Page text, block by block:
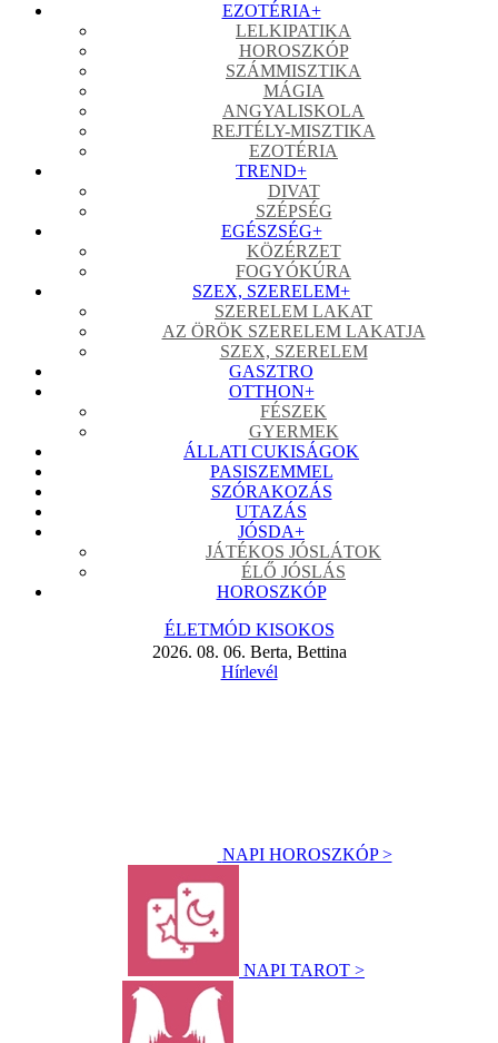
EZOTÉRIA+
LELKIPATIKA
HOROSZKÓP
SZÁMMISZTIKA
MÁGIA
ANGYALISKOLA
REJTÉLY-MISZTIKA
EZOTÉRIA
TREND+
DIVAT
SZÉPSÉG
EGÉSZSÉG+
KÖZÉRZET
FOGYÓKÚRA
SZEX, SZERELEM+
SZERELEM LAKAT
AZ ÖRÖK SZERELEM LAKATJA
SZEX, SZERELEM
GASZTRO
OTTHON+
FÉSZEK
GYERMEK
ÁLLATI CUKISÁGOK
PASISZEMMEL
SZÓRAKOZÁS
UTAZÁS
JÓSDA+
JÁTÉKOS JÓSLÁTOK
ÉLŐ JÓSLÁS
HOROSZKÓP
ÉLETMÓD KISOKOS
2026. 08. 06. Berta, Bettina
Hírlevél
NAPI HOROSZKÓP >
NAPI TAROT >